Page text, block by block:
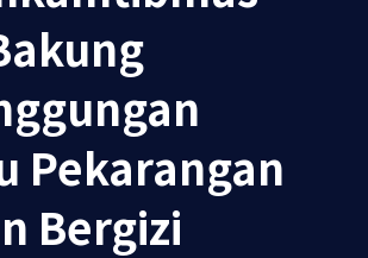
Pekarangan
Bergizi